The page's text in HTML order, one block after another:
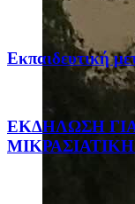
Eκπαιδευτική
ΕΚΔΗΛΩΣΗ